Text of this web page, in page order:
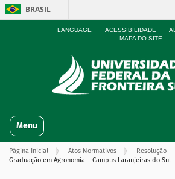
BRASIL
LANGUAGE ACESSIBILIDADE
MAPA DO SITE
v
Toggle navigation
Página Inicial Atos Normativos
Resolução
Graduação em Agronomia – Campus Laranjeiras do Sul